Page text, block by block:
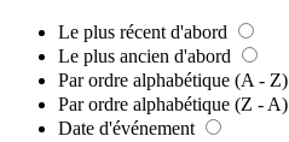
Le plus récent d'abord
Le plus ancien d'abord
Par ordre alphabétique (A - Z)
Par ordre alphabétique (Z - A)
Date d'événement